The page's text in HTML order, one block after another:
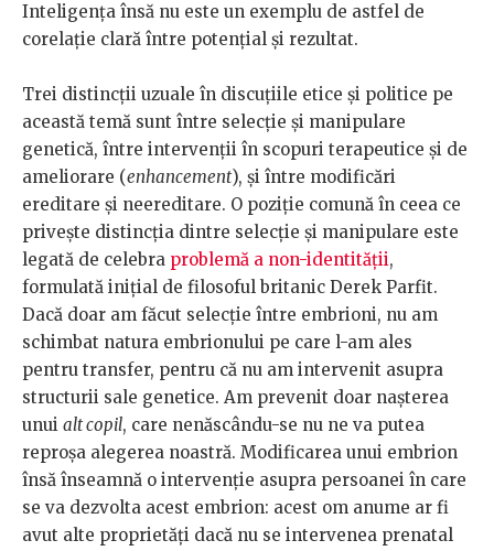
Inteligența însă nu este un exemplu de astfel de
corelație clară între potențial și rezultat.
Trei distincții uzuale în discuțiile etice și politice pe
această temă sunt între selecție și manipulare
genetică, între intervenții în scopuri terapeutice și de
ameliorare (enhancement), și între modificări
ereditare și neereditare. O poziție comună în ceea ce
privește distincția dintre selecție și manipulare este
legată de celebra problemă a non-identității,
formulată inițial de filosoful britanic Derek Parfit.
Dacă doar am făcut selecție între embrioni, nu am
schimbat natura embrionului pe care l-am ales
pentru transfer, pentru că nu am intervenit asupra
structurii sale genetice. Am prevenit doar nașterea
unui alt copil, care nenăscându-se nu ne va putea
reproșa alegerea noastră. Modificarea unui embrion
însă înseamnă o intervenție asupra persoanei în care
se va dezvolta acest embrion: acest om anume ar fi
avut alte proprietăți dacă nu se intervenea prenatal